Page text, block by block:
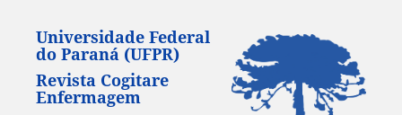
Universidade Federal
do Paraná (UFPR)
Revista Cogitare
Enfermagem